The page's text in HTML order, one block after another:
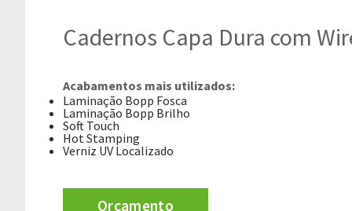
Cadernos Capa Dura com
Acabamentos mais utilizados:
Laminação Bopp Fosca
Laminação Bopp Brilho
Soft Touch
Hot Stamping
Verniz UV Localizado
Orçamento